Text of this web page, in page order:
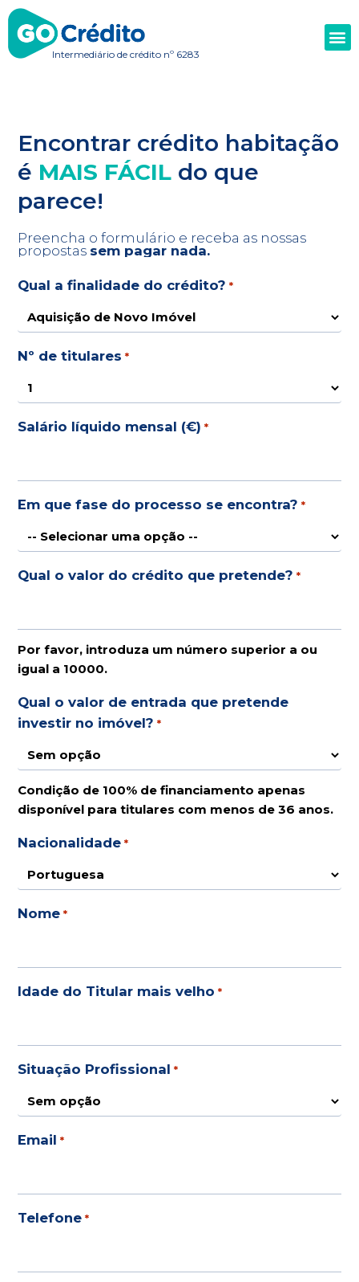
Intermediário de crédito nº 6283
Encontrar crédito habitação
é MAIS FÁCIL do que
parece!
Preencha o formulário e receba as nossas
propostas sem pagar nada.
Qual a finalidade do crédito? *
Nº de titulares *
Salário líquido mensal (€) *
Em que fase do processo se encontra? *
Qual o valor do crédito que pretende? *
Por favor, introduza um número superior a ou
igual a 10000.
Qual o valor de entrada que pretende
investir no imóvel? *
Condição de 100% de financiamento apenas
disponível para titulares com menos de 36 anos.
Nacionalidade *
Nome *
Idade do Titular mais velho *
Situação Profissional *
Email *
Telefone *